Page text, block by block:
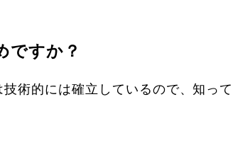
ですか？
術的には確立しているので、知っ